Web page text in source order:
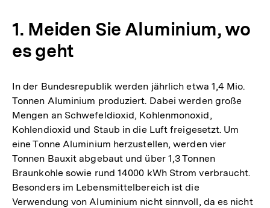
1. Meiden Sie Aluminium, wo
es geht
In der Bundesrepublik werden jährlich etwa 1,4 Mio.
Tonnen Aluminium produziert. Dabei werden große
Mengen an Schwefeldioxid, Kohlenmonoxid,
Kohlendioxid und Staub in die Luft freigesetzt. Um
eine Tonne Aluminium herzustellen, werden vier
Tonnen Bauxit abgebaut und über 1,3 Tonnen
Braunkohle sowie rund 14000 kWh Strom verbraucht.
Besonders im Lebensmittelbereich ist die
Verwendung von Aluminium nicht sinnvoll, da es nicht